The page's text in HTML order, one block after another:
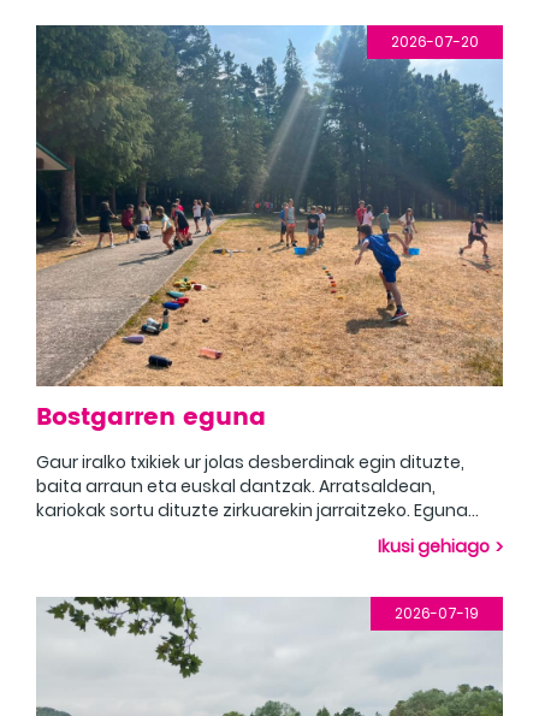
2026-07-20
Bostgarren eguna
Gaur iralko txikiek ur jolas desberdinak egin dituzte,
baita arraun eta euskal dantzak. Arratsaldean,
kariokak sortu dituzte zirkuarekin jarraitzeko. Eguna
amaitzeko, batzuk furor-furor egin dute, eta besteek
ordea kode jolasa egin dute. Egun itzela!Ikusi gehiago
2026-07-19